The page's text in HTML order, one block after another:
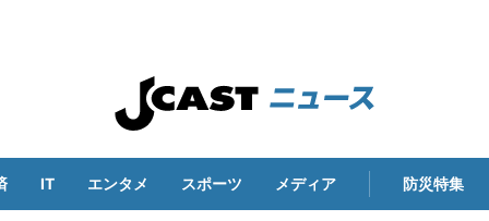
IT エンタメ スポーツ メディア 防災特集